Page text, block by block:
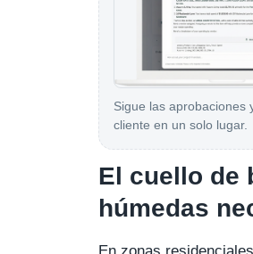
Sigue las aprobaciones
cliente en un solo lugar.
El cuello de
húmedas